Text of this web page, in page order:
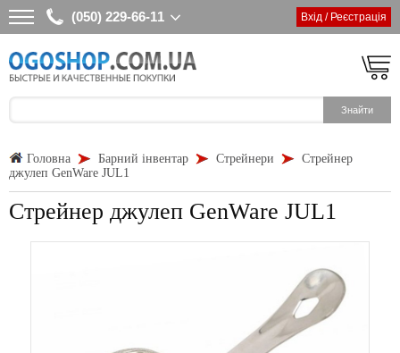
(050) 229-66-11 Вхід / Реєстрація
Головна Барний інвентар Стрейнери
Стрейнер
джулеп GenWare JUL1
Стрейнер джулеп GenWare JUL1